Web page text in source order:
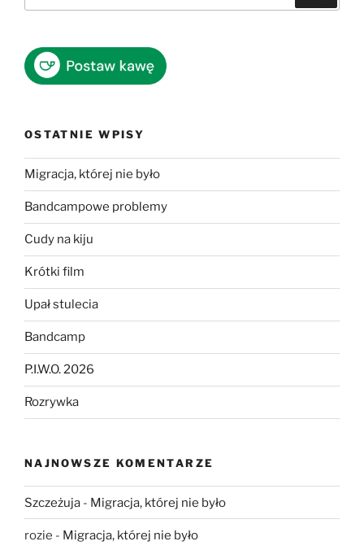
OSTATNIE WPISY
Migracja, której nie było
Bandcampowe problemy
Cudy na kiju
Krótki film
Upał stulecia
Bandcamp
P.I.W.O. 2026
Rozrywka
NAJNOWSZE KOMENTARZE
Szczeżuja - Migracja, której nie było
rozie - Migracja, której nie było